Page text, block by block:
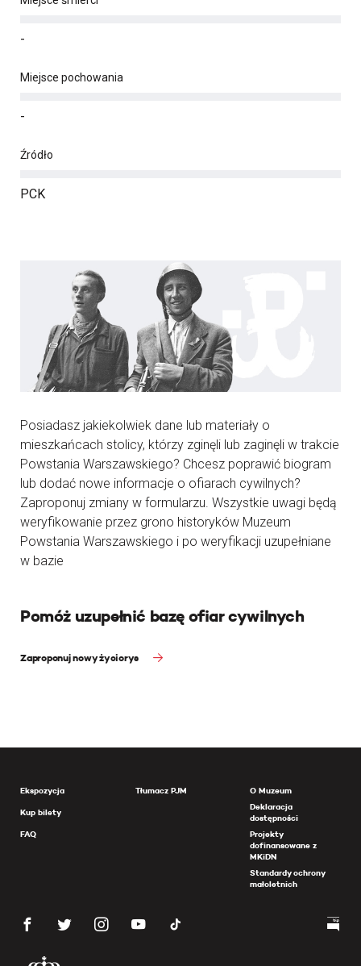
-
Miejsce pochowania
-
Źródło
PCK
Posiadasz jakiekolwiek dane lub materiały o
mieszkańcach stolicy, którzy zginęli lub zaginęli w trakcie
Powstania Warszawskiego? Chcesz poprawić biogram
lub dodać nowe informacje o ofiarach cywilnych?
Zaproponuj zmiany w formularzu. Wszystkie uwagi będą
weryfikowanie przez grono historyków Muzeum
Powstania Warszawskiego i po weryfikacji uzupełniane
w bazie
Pomóż uzupełnić bazę ofiar cywilnych
Zaproponuj nowy życiorys
Ekspozycja
Kup bilety
FAQ
Tłumacz PJM
O Muzeum
Deklaracja
dostępności
Projekty
dofinansowane z
MKiDN
Standardy ochrony
małoletnich